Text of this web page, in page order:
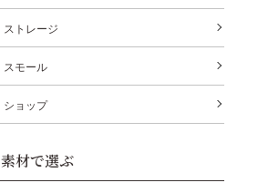
ストレージ
スモール
ショップ
素材で選ぶ